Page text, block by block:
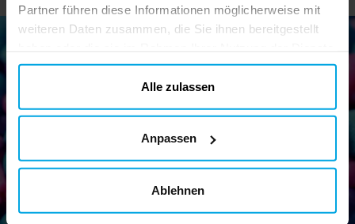
Partner führen diese Informationen möglicherweise mit
weiteren Daten zusammen, die Sie ihnen bereitgestellt
gesammelt haben. Ihre Einwilligung können Sie jederzeit.
Alle zulassen
Anpassen
Ablehnen
Newsletter!
Melden Sie sich für unseren Newsletter an und erhalten Sie
Senden